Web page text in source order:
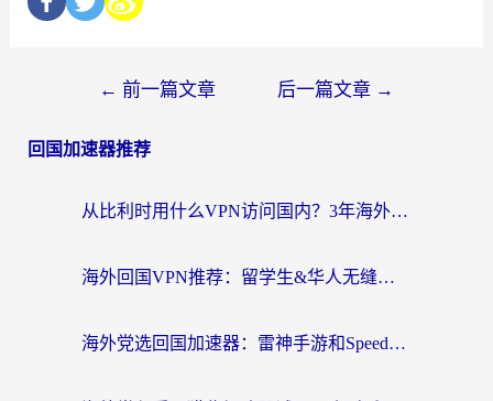
← 前一篇文章 后一篇文章 →
回国加速器推荐
从比利时用什么VPN访问国内？3年海外党亲测有效的无缝回国上网指南
海外回国VPN推荐：留学生&华人无缝访问国内资源的实用指南
海外党选回国加速器：雷神手游和SpeedCN哪个好？附避坑指南